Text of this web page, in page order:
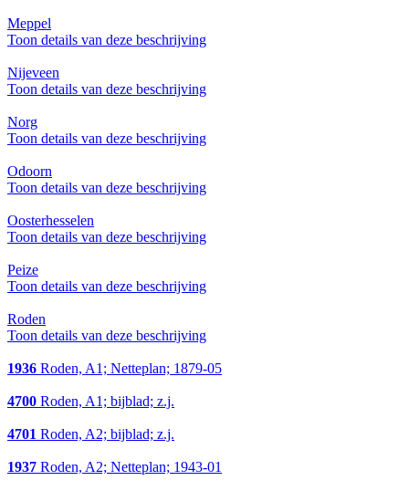
Meppel
Toon details van deze beschrijving
Nijeveen
Toon details van deze beschrijving
Norg
Toon details van deze beschrijving
Odoorn
Toon details van deze beschrijving
Oosterhesselen
Toon details van deze beschrijving
Peize
Toon details van deze beschrijving
Roden
Toon details van deze beschrijving
1936 Roden, A1; Netteplan; 1879-05
4700 Roden, A1; bijblad; z.j.
4701 Roden, A2; bijblad; z.j.
1937 Roden, A2; Netteplan; 1943-01